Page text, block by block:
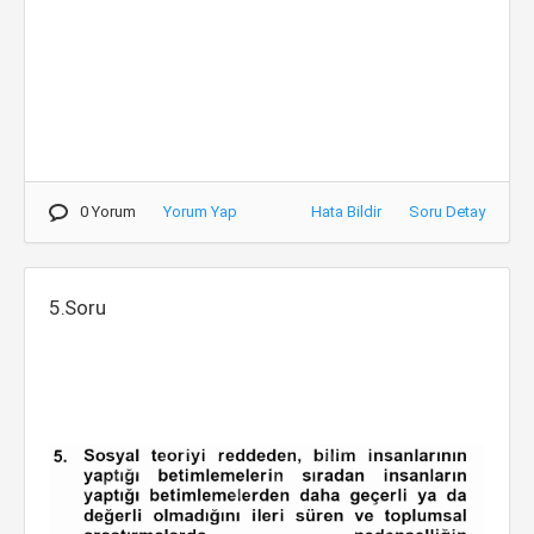
0 Yorum Yorum Yap Hata Bildir Soru Detay
5.Soru